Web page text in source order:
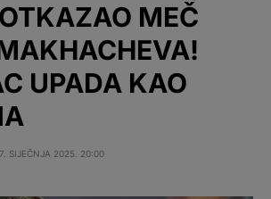
MEČ
UPADA KAO
SIJEČNJA 2025. 20:00